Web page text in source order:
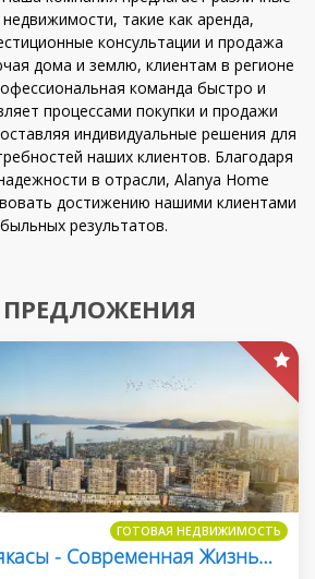
такие как аренда,
консультации и продажа
дома и землю, клиентам в регионе
команда быстро и
процессами покупки и продажи
индивидуальные решения для
наших клиентов. Благодаря
в отрасли, Alanya Home
достижению нашими клиентами
результатов.
ПРЕДЛОЖЕНИЯ
ГОТОВАЯ НЕДВИЖИМОСТЬ
Проект Батыйякасы - Современная Жизнь В Картале, Стамбул